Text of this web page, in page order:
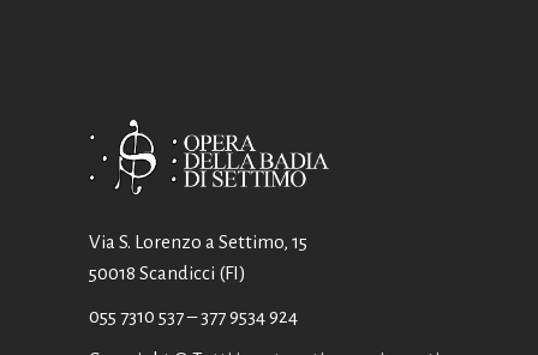
Via S. Lorenzo a Settimo, 15
50018 Scandicci (FI)
055 7310 537– 377 9534 924